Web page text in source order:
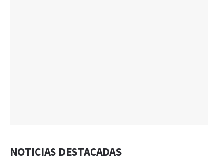
NOTICIAS DESTACADAS